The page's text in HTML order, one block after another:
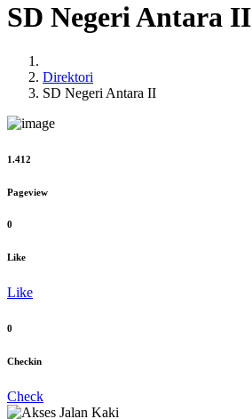
SD Negeri Antara II
Direktori
SD Negeri Antara II
1.412
Pageview
0
Like
Like
0
Checkin
Check